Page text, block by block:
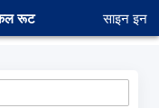
रूट साइन इन